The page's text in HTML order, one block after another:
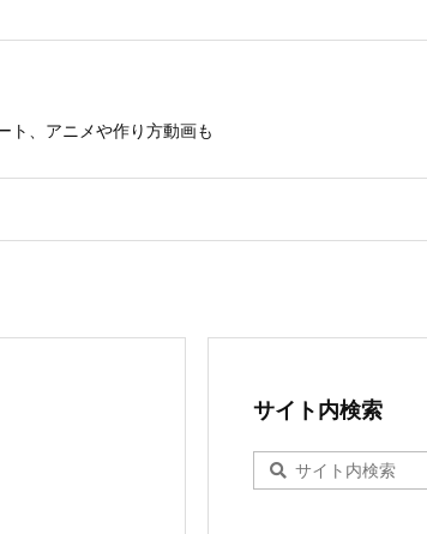
ト、アニメや作り方動画も
サイト内検索